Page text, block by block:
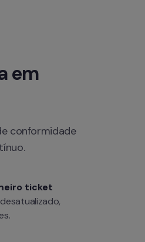
em
conformidade
ticket